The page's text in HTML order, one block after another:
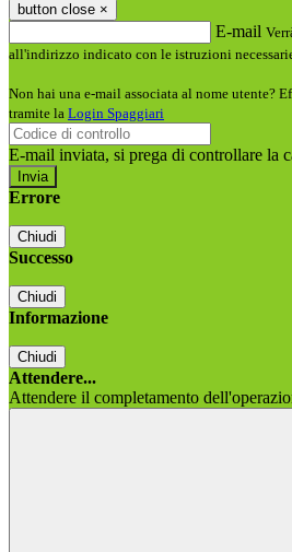
button close ×
E-mail
all'indirizzo indicato con le istruzioni
Non hai una e-mail associata al nome utente?
tramite la Login Spaggiari
E-mail inviata, si prega di controllare la
Errore
Chiudi
Successo
Chiudi
Informazione
Chiudi
Attendere...
Attendere il completamento